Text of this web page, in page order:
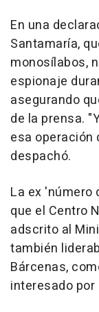
En una
Santamaría,
monosílabos,
espionaje
asegurando
de la prensa.
esa operación
despachó.
La ex 'número
que el Centro
adscrito al
también
Bárcenas,
interesado